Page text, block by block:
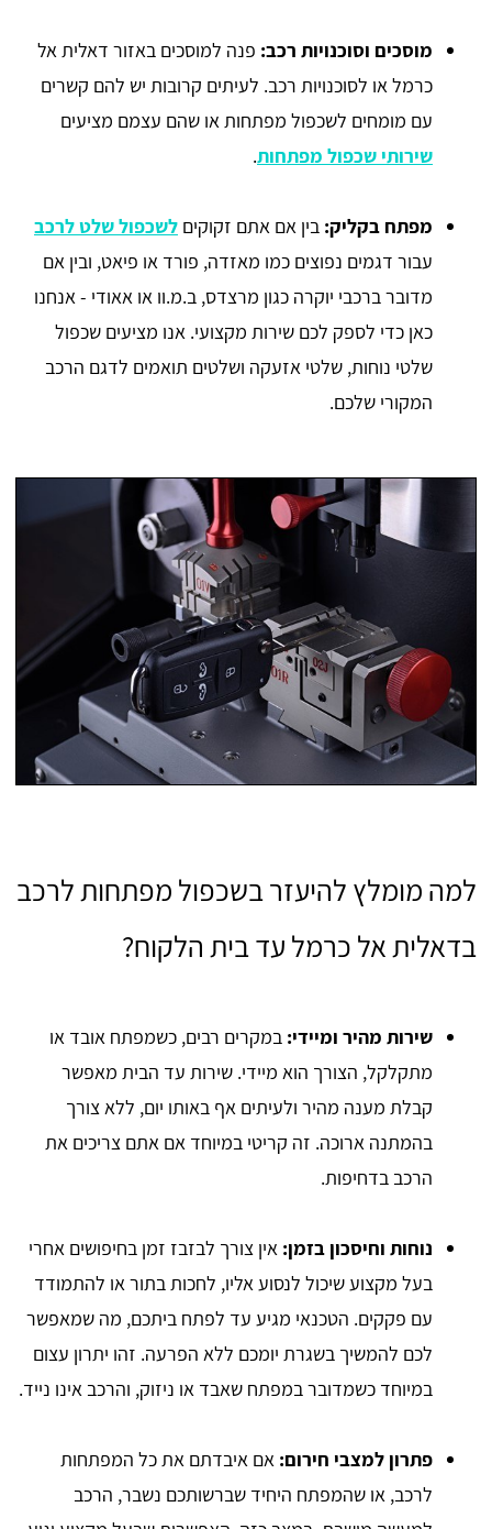
מוסכים וסוכנויות רכב: פנה למוסכים באזור דאלית אל
כרמל או לסוכנויות רכב. לעיתים קרובות יש להם קשרים
עם מומחים לשכפול מפתחות או שהם עצמם מציעים
שירותי שכפול מפתחות.
מפתח בקליק: בין אם אתם זקוקים לשכפול שלט לרכב
עבור דגמים נפוצים כמו מאזדה, פורד או פיאט, ובין אם
מדובר ברכבי יוקרה כגון מרצדס, ב.מ.וו או אאודי - אנחנו
כאן כדי לספק לכם שירות מקצועי. אנו מציעים שכפול
שלטי נוחות, שלטי אזעקה ושלטים תואמים לדגם הרכב
המקורי שלכם.
למה מומלץ להיעזר בשכפול מפתחות לרכב
בדאלית אל כרמל עד בית הלקוח?
שירות מהיר ומיידי: במקרים רבים, כשמפתח אובד או
מתקלקל, הצורך הוא מיידי. שירות עד הבית מאפשר
קבלת מענה מהיר ולעיתים אף באותו יום, ללא צורך
בהמתנה ארוכה. זה קריטי במיוחד אם אתם צריכים את
הרכב בדחיפות.
נוחות וחיסכון בזמן: אין צורך לבזבז זמן בחיפושים אחרי
בעל מקצוע שיכול לנסוע אליו, לחכות בתור או להתמודד
עם פקקים. הטכנאי מגיע עד לפתח ביתכם, מה שמאפשר
לכם להמשיך בשגרת יומכם ללא הפרעה. זהו יתרון עצום
במיוחד כשמדובר במפתח שאבד או ניזוק, והרכב אינו נייד.
פתרון למצבי חירום: אם איבדתם את כל המפתחות
לרכב, או שהמפתח היחיד שברשותכם נשבר, הרכב